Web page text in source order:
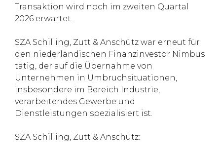
Transaktion wird noch im zweiten Quartal
2026 erwartet.
SZA Schilling, Zutt & Anschütz war erneut für
den niederländischen Finanzinvestor Nimbus
tätig, der auf die Übernahme von
Unternehmen in Umbruchsituationen,
insbesondere im Bereich Industrie,
verarbeitendes Gewerbe und
Dienstleistungen spezialisiert ist.
SZA Schilling, Zutt & Anschütz: